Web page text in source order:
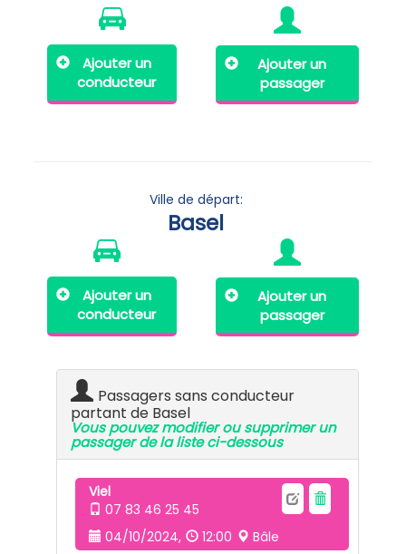
Ajouter un
conducteur
Ajouter un
passager
Ville de départ:
Basel
Ajouter un
conducteur
Ajouter un
passager
Passagers sans conducteur
partant de Basel
Vous pouvez modifier ou supprimer un
passager de la liste ci-dessous
Viel
07 83 46 25 45
04/10/2024,
12:00 Bâle